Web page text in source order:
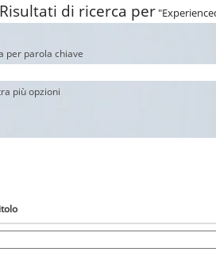
Risultati di ricerca per
per parola chiave
più opzioni